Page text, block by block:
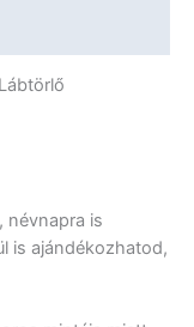
névnapra is
is ajándékozhatod,